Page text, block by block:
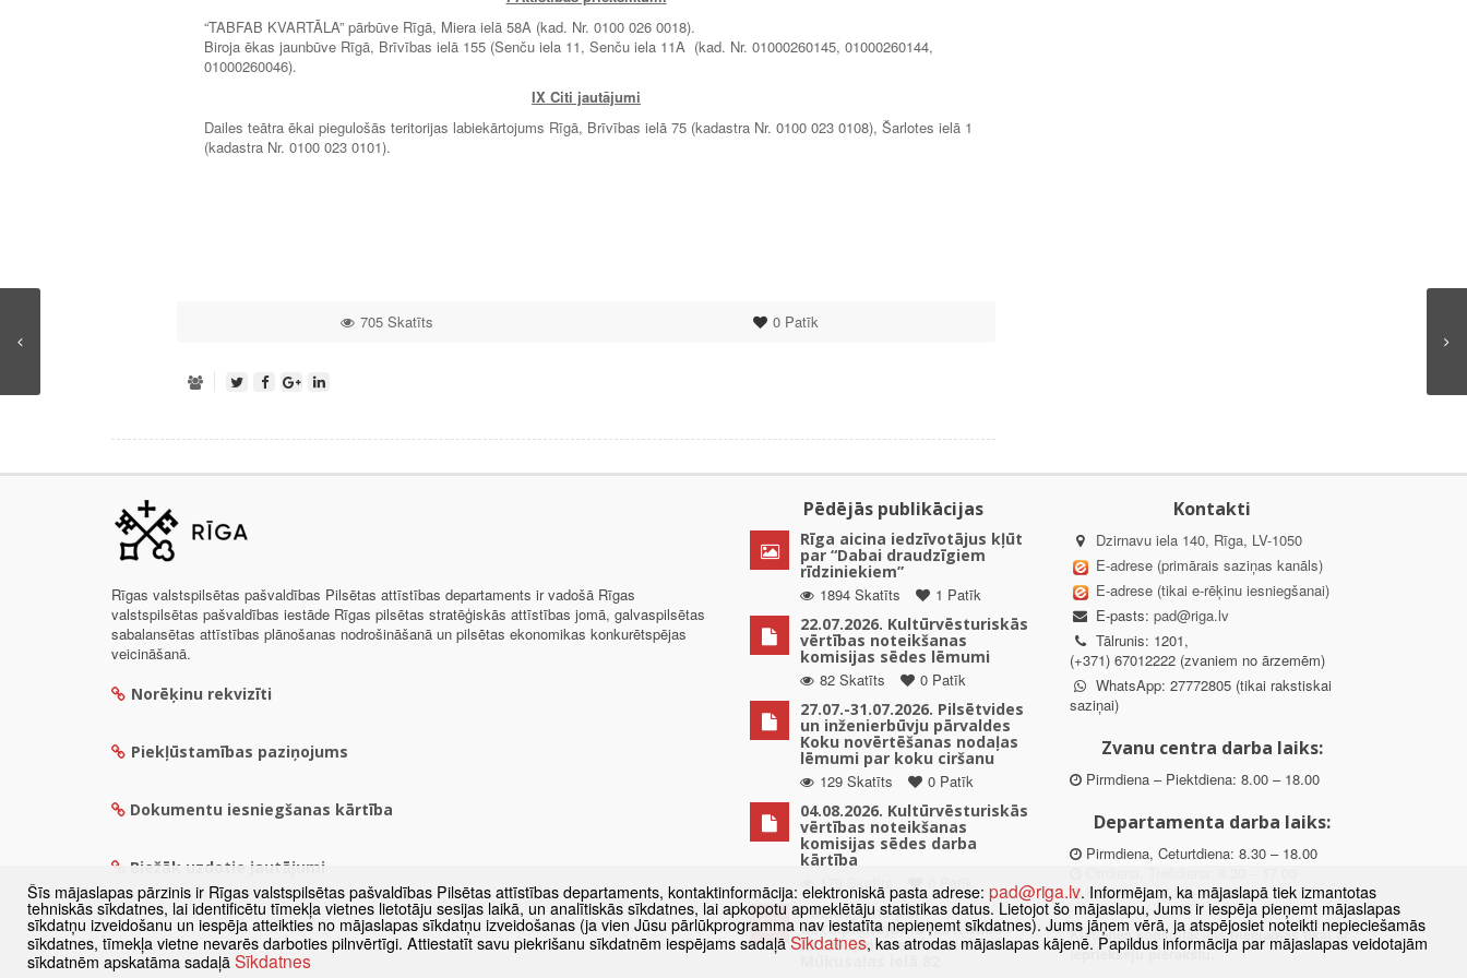
“TABFAB KVARTĀLA” pārbūve Rīgā, Miera ielā 58A (kad. Nr. 0100 026 0018).
Biroja ēkas jaunbūve Rīgā, Brīvības ielā 155 (Senču iela 11, Senču iela 11A (kad. Nr. 01000260145, 01000260144,
01000260046).
IX Citi jautājumi
Dailes teātra ēkai piegulošās teritorijas labiekārtojums Rīgā, Brīvības ielā 75 (kadastra Nr. 0100 023 0108), Šarlotes ielā 1
(kadastra Nr. 0100 023 0101).
0Patīk
705 Skatīts
Rīgas valstspilsētas pašvaldības Pilsētas attīstības departaments ir vadošā Rīgas
valstspilsētas pašvaldības iestāde Rīgas pilsētas stratēģiskās attīstības jomā, galvaspilsētas
sabalansētas attīstības plānošanas nodrošināšanā un pilsētas ekonomikas konkurētspējas
veicināšanā.
Norēķinu rekvizīti
Piekļūstamības paziņojums
Dokumentu iesniegšanas kārtība
Biežāk uzdotie jautājumi
Pēdējās publikācijas
Rīga aicina iedzīvotājus kļūt
par “Dabai draudzīgiem
rīdziniekiem”
1894 Skatīts
1 Patīk
22.07.2026. Kultūrvēsturiskās
vērtības noteikšanas
komisijas sēdes lēmumi
82 Skatīts
0 Patīk
27.07.-31.07.2026. Pilsētvides
un inženierbūvju pārvaldes
Koku novērtēšanas nodaļas
lēmumi par koku ciršanu
129 Skatīts
0 Patīk
04.08.2026. Kultūrvēsturiskās
vērtības noteikšanas
komisijas sēdes darba
kārtība
179 Skatīts
0 Patīk
Paziņojums par
detālplānojuma izstrādes
uzsākšanu zemes vienībā
Kontakti
Dzirnavu iela 140, Rīga, LV-1050
E-adrese (primārais saziņas kanāls)
E-adrese (tikai e-rēķinu iesniegšanai)
E-pasts: pad@riga.lv
Tālrunis: 1201,
(+371) 67012222 (zvaniem no ārzemēm)
WhatsApp: 27772805 (tikai rakstiskai
saziņai)
Zvanu centra darba laiks:
Pirmdiena – Piektdiena: 8.00 – 18.00
Departamenta darba laiks:
Pirmdiena, Ceturtdiena: 8.30 – 18.00
Piektdiena: 8.30 – 15.00
Klātienes konsultācijas pieejamas tikai ar
iepriekšēju pierakstu.
Šīs mājaslapas pārzinis ir Rīgas valstspilsētas pašvaldības Pilsētas attīstības departaments, kontaktinformācija: elektroniskā pasta adrese: pad@riga.lv. Informējam, ka mājaslapā tiek izmantotas
tehniskās sīkdatnes, lai identificētu tīmekļa vietnes lietotāju sesijas laikā, un analītiskās sīkdatnes, lai apkopotu apmeklētāju statistikas datus. Lietojot šo mājaslapu, Jums ir iespēja pieņemt mājaslapas
sīkdatņu izveidošanu un iespēja atteikties no mājaslapas sīkdatņu izveidošanas (ja vien Jūsu pārlūkprogramma nav iestatīta nepieņemt sīkdatnes). Jums jāņem vērā, ja atspējosiet noteikti nepieciešamās
sīkdatnes, tīmekļa vietne nevarēs darboties pilnvērtīgi. Attiestatīt savu piekrišanu sīkdatnēm iespējams sadaļā Sīkdatnes, kas atrodas mājaslapas kājenē. Papildus informācija par mājaslapas veidotajām
sīkdatnēm apskatāma sadaļā Sīkdatnes